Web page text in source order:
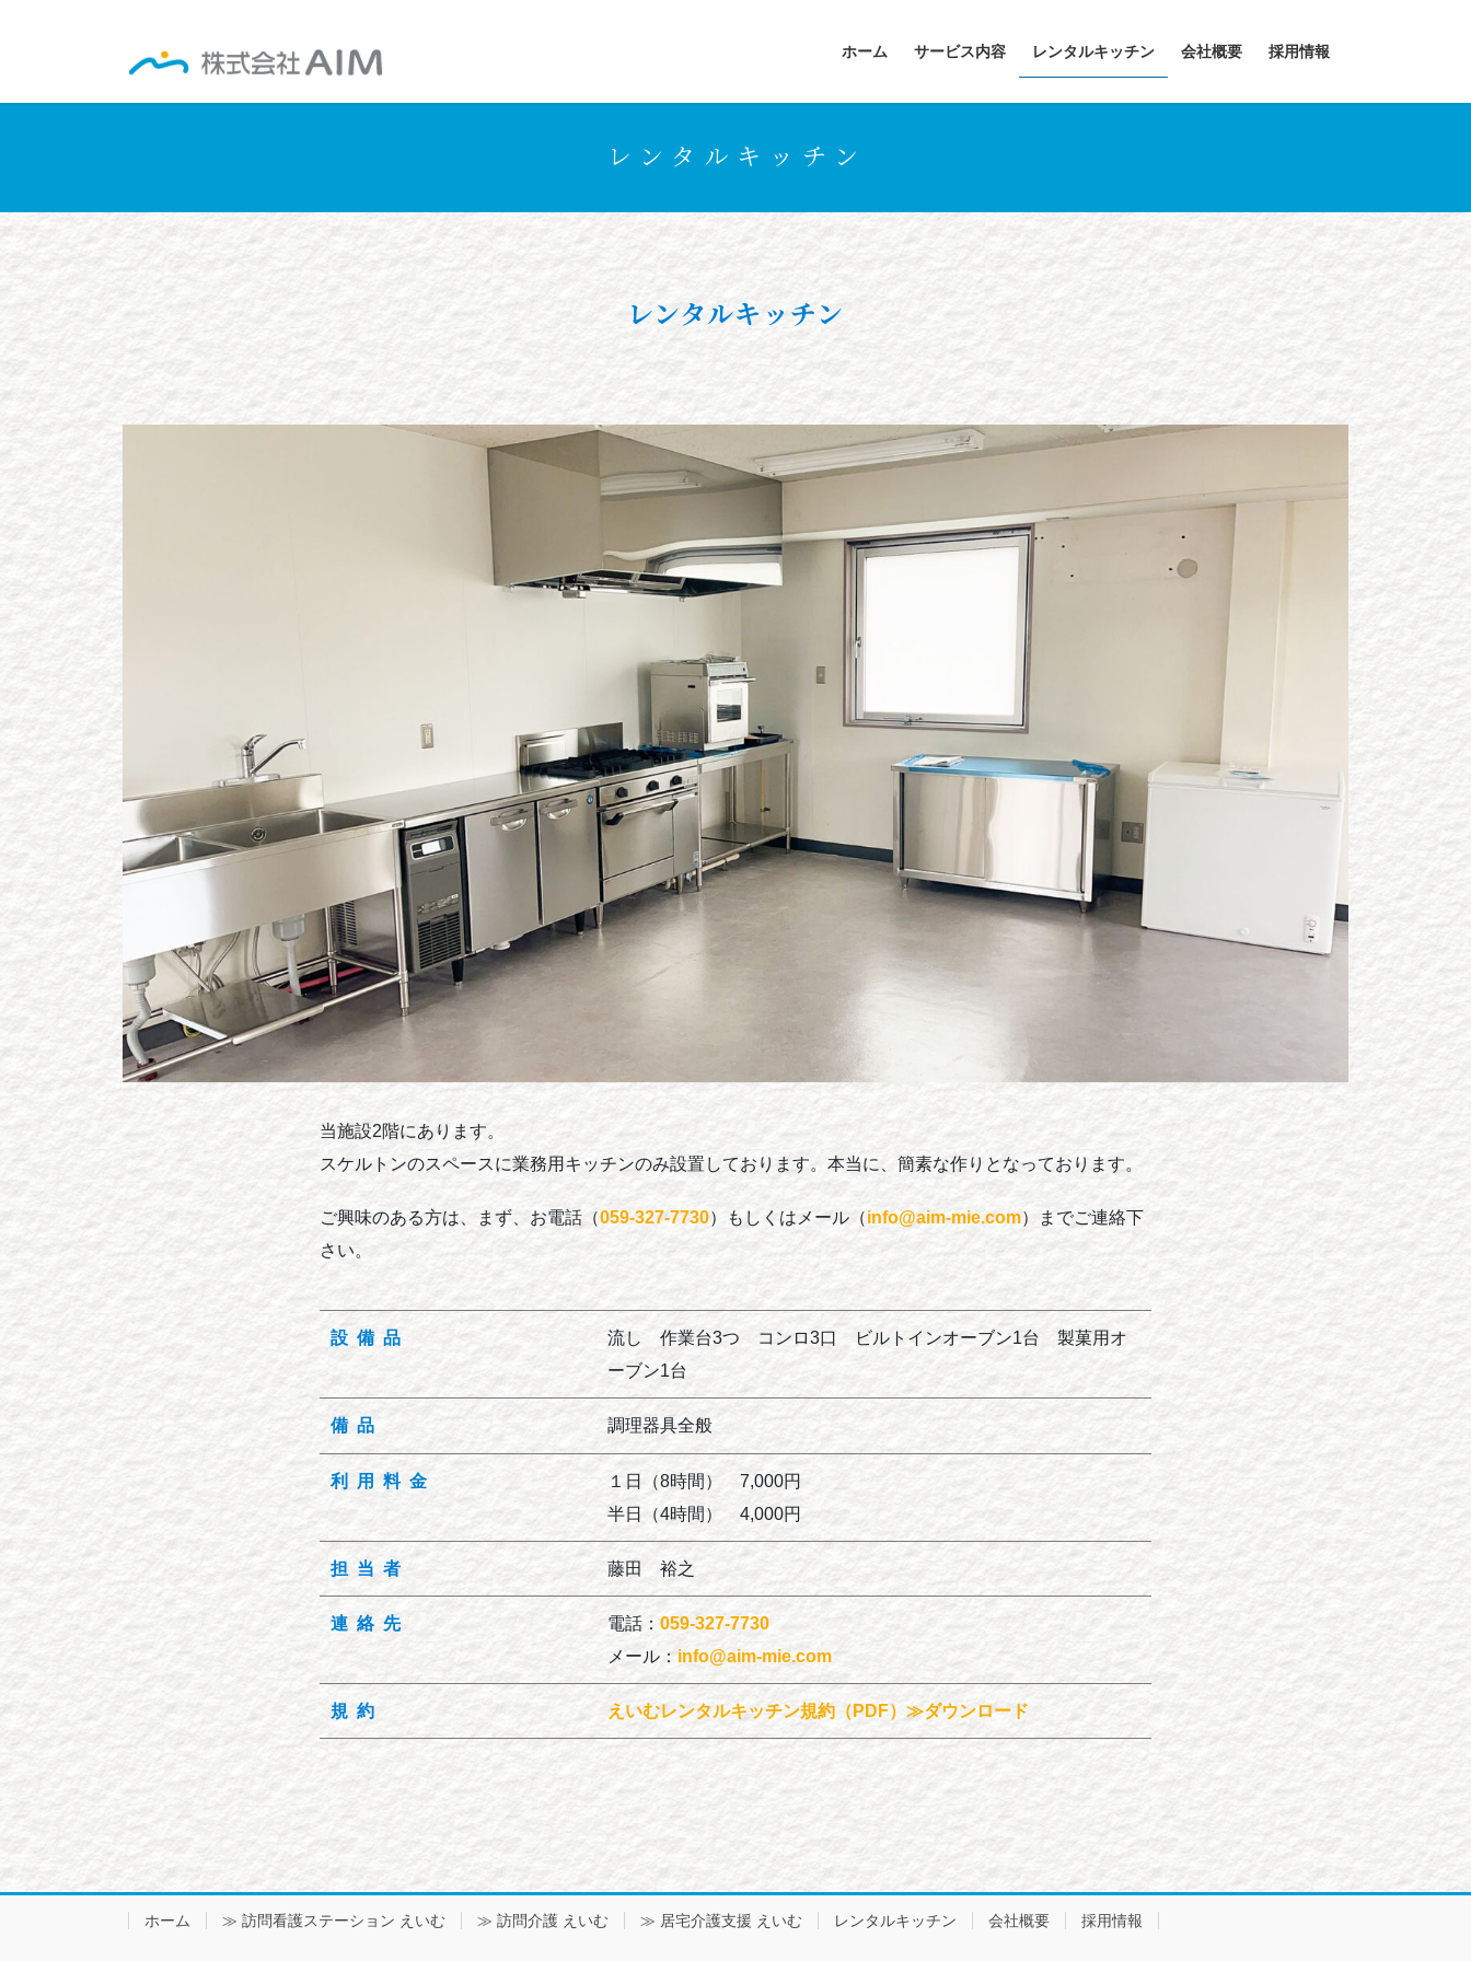
ホーム サービス内容 レンタルキッチン 会社概要 採用情報
レンタルキッチン
レンタルキッチン
当施設2階にあります。
スケルトンのスペースに業務用キッチンのみ設置しております。本当に、簡素な作りとなっております。
ご興味のある方は、まず、お電話（059-327-7730）もしくはメール（info@aim-mie.com）までご連絡下
さい。
設備品
流し 作業台3つ コンロ3口 ビルトインオーブン1台 製菓用オ
ーブン1台
備品 調理器具全般
利用料金
１日（8時間） 7,000円
半日（4時間） 4,000円
担当者 藤田 裕之
連絡先 電話：059-327-7730
メール： info@aim-mie.com
規約 えいむレンタルキッチン規約（PDF）≫ダウンロード
ホーム ≫ 訪問看護ステーション えいむ ≫ 訪問介護 えいむ ≫ 居宅介護支援 えいむ レンタルキッチン 会社概要 採用情報